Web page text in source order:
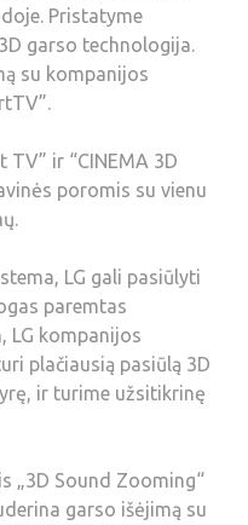
Pristatyme
garso technologija.
su kompanijos
TV”.
TV” ir “CINEMA 3D
poromis su vienu
LG gali pasiūlyti
paremtas
LG kompanijos
plačiausią pasiūlą 3D
ir turime užsitikrinę
„3D Sound Zooming“
garso išėjimą su